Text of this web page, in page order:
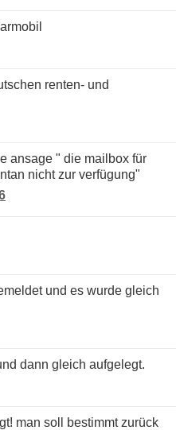
nicht zur verfügung"
dann gleich aufgelegt.